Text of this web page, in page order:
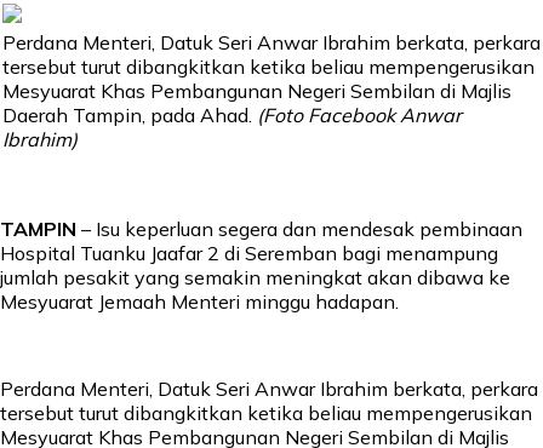
Perdana Menteri, Datuk Seri Anwar Ibrahim berkata, perkara
tersebut turut dibangkitkan ketika beliau mempengerusikan
Mesyuarat Khas Pembangunan Negeri Sembilan di Majlis
Daerah Tampin, pada Ahad. (Foto Facebook Anwar
Ibrahim)
TAMPIN – Isu keperluan segera dan mendesak pembinaan
Hospital Tuanku Jaafar 2 di Seremban bagi menampung
jumlah pesakit yang semakin meningkat akan dibawa ke
Mesyuarat Jemaah Menteri minggu hadapan.
Perdana Menteri, Datuk Seri Anwar Ibrahim berkata, perkara
tersebut turut dibangkitkan ketika beliau mempengerusikan
Mesyuarat Khas Pembangunan Negeri Sembilan di Majlis